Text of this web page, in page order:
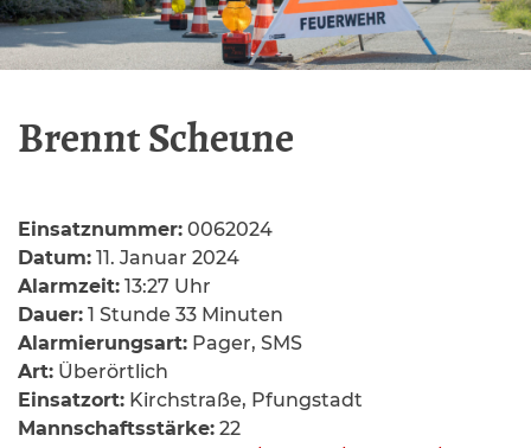
Brennt Scheune
Einsatznummer: 0062024
Datum: 11. Januar 2024
Alarmzeit: 13:27 Uhr
Dauer: 1 Stunde 33 Minuten
Alarmierungsart: Pager, SMS
Art: Überörtlich
Einsatzort: Kirchstraße, Pfungstadt
Mannschaftsstärke: 22